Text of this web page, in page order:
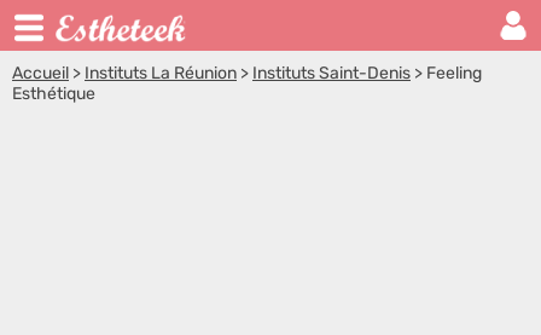
Accueil > Instituts La Réunion > Instituts Saint-Denis > Feeling
Esthétique